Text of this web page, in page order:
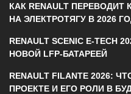
КАК RENAULT
НА ЭЛЕКТРОТЯГУ В 2026
RENAULT SCENIC E-
НОВОЙ LFP-БАТАРЕЕЙ
RENAULT FILANTE 2026:
ПРОЕКТЕ И ЕГО РОЛИ В